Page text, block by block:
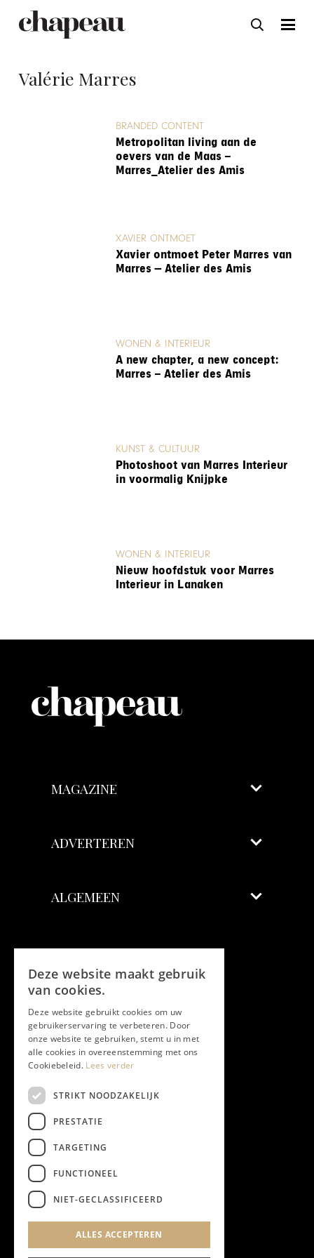
Valérie Marres
BRANDED CONTENT
Metropolitan living aan de
oevers van de Maas –
Marres_Atelier des Amis
XAVIER ONTMOET
Xavier ontmoet Peter Marres van
Marres — Atelier des Amis
WONEN & INTERIEUR
A new chapter, a new concept:
Marres – Atelier des Amis
KUNST & CULTUUR
Photoshoot van Marres Interieur
in voormalig Knijpke
WONEN & INTERIEUR
Nieuw hoofdstuk voor Marres
Interieur in Lanaken
MAGAZINE
ADVERTEREN
ALGEMEEN
Facebook
Twitter
Instagram
YouTube
NIEUWSBRIEF
Privacyverklaring
Deze website maakt gebruik
van cookies.
Deze website gebruikt cookies om uw
gebruikerservaring te verbeteren. Door
onze website te gebruiken, stemt u in met
alle cookies in overeenstemming met ons
Cookiebeleid. Lees verder
STRIKT NOODZAKELIJK
PRESTATIE
TARGETING
FUNCTIONEEL
NIET-GECLASSIFICEERD
ALLES ACCEPTEREN